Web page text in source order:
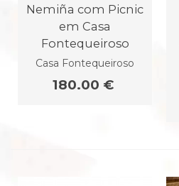
Nemiña com Picnic
em Casa
Fontequeiroso
Casa Fontequeiroso
180.00 €